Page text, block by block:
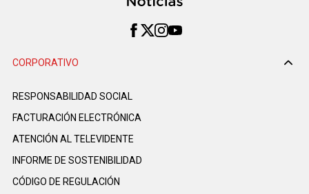
CORPORATIVO
RESPONSABILIDAD SOCIAL
FACTURACIÓN ELECTRÓNICA
ATENCIÓN AL TELEVIDENTE
INFORME DE SOSTENIBILIDAD
CÓDIGO DE REGULACIÓN